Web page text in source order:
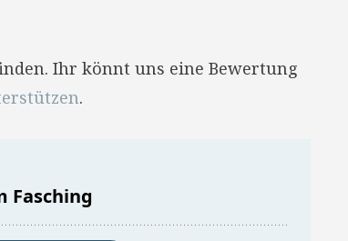
Ihr könnt uns eine Bewertung
.